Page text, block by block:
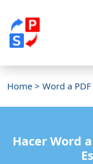
Home > Word a PDF
Hacer Word